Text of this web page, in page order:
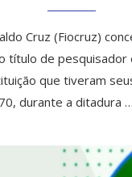
Cruz (Fiocruz)
título de pesquisador
que tiveram
durante a ditadura …